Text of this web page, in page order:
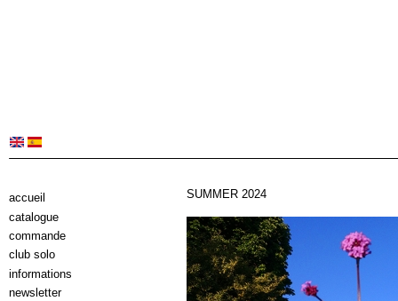
SUMMER 2024
accueil
catalogue
commande
club solo
informations
newsletter